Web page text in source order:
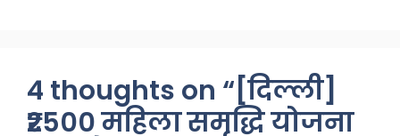
4 thoughts on “[दिल्ली]
₹2500 महिला समृद्धि योजना